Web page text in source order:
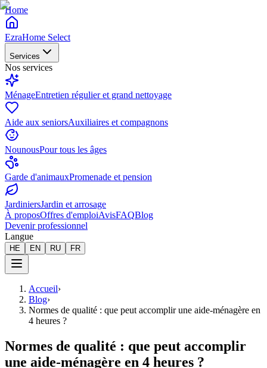
Home
EzraHome Select
Services
Nos services
MénageEntretien régulier et grand nettoyage
Aide aux seniorsAuxiliaires et compagnons
NounousPour tous les âges
Garde d'animauxPromenade et pension
JardiniersJardin et arrosage
À proposOffres d'emploiAvisFAQBlog
Devenir professionnel
Langue
HE EN RU FR
Accueil›
Blog›
Normes de qualité : que peut accomplir une aide-ménagère en
4 heures ?
Normes de qualité : que peut accomplir
une aide-ménagère en 4 heures ?